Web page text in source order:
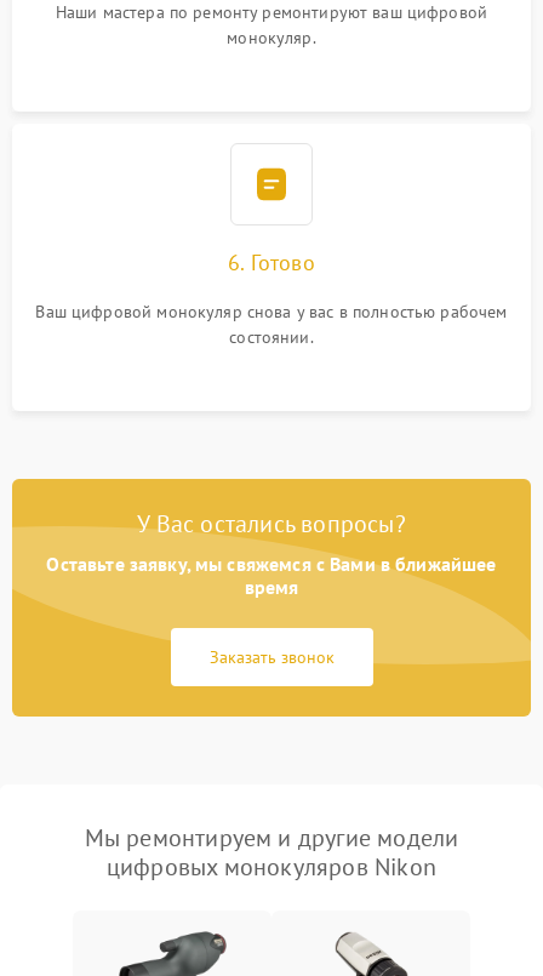
Наши мастера по ремонту ремонтируют ваш цифровой
монокуляр.
6. Готово
Ваш цифровой монокуляр снова у вас в полностью рабочем
состоянии.
У Вас остались вопросы?
Оставьте заявку, мы свяжемся с Вами в ближайшее
время
Заказать звонок
Мы ремонтируем и другие модели
цифровых монокуляров Nikon